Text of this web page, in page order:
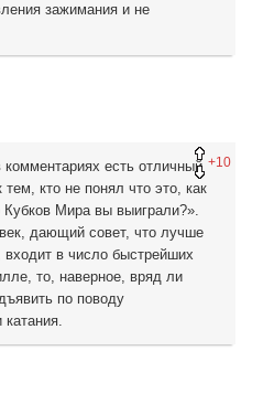
зажимания и не
+10
есть отличный
кто не понял что это, как
Мира вы выиграли?».
дающий совет, что лучше
входит в число быстрейших
то, наверное, вряд ли
по поводу
катания.